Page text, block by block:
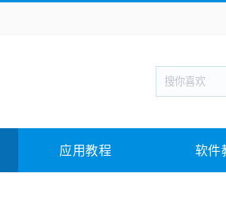
新闻阅读
回合网游
插件下载 教育教学
应用教程 软件